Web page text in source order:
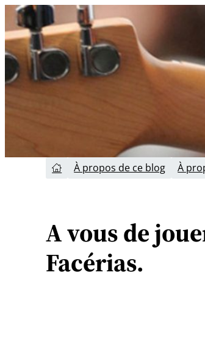
Aller
au
contenu
 À propos de ce blog À
A vous de
Facérias.